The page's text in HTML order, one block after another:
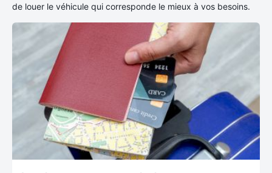
de louer le véhicule qui corresponde le mieux à vos besoins.